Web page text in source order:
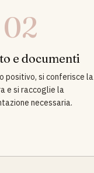
02
e documenti
positivo, si conferisce la
e si raccoglie la
necessaria.